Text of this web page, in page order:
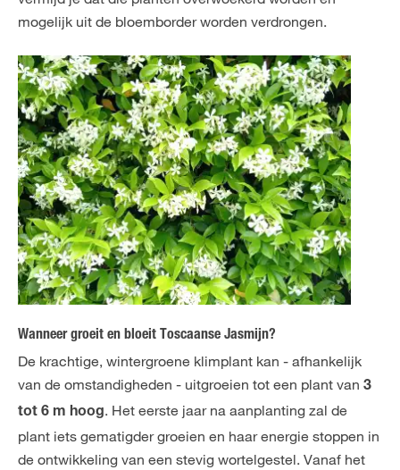
mogelijk uit de bloemborder worden verdrongen.
Wanneer groeit en bloeit Toscaanse Jasmijn?
De krachtige, wintergroene klimplant kan - afhankelijk
van de omstandigheden - uitgroeien tot een plant van 3
tot 6 m hoog. Het eerste jaar na aanplanting zal de
plant iets gematigder groeien en haar energie stoppen in
de ontwikkeling van een stevig wortelgestel. Vanaf het